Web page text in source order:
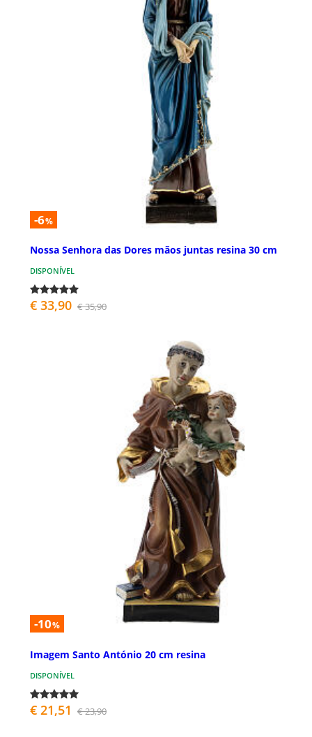
-6%
Nossa Senhora das Dores mãos juntas resina 30 cm
DISPONÍVEL
€ 33,90 € 35,90
-10%
Imagem Santo António 20 cm resina
DISPONÍVEL
€ 21,51 € 23,90